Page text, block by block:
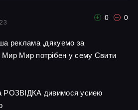
0 0
реклама ,дякуемо за
Мир потрібен у сему Свити
РОЗВІДКА дивимося усиею